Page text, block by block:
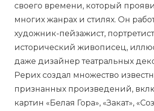
своего времени, который
многих жанрах и стилях. Он
художник-пейзажист,
исторический живописец,
даже дизайнер театральных
Рерих создал множество
признанных произведений,
картин «Белая Гора», «Закат»,